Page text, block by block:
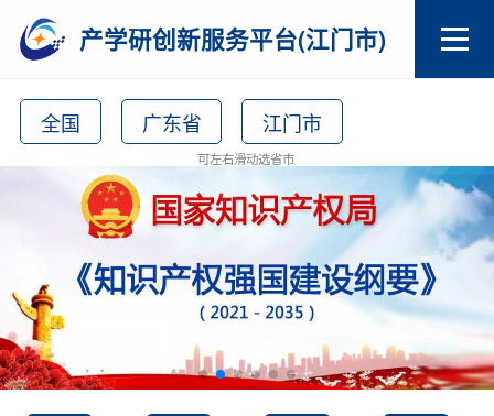
产学研创新服务平台(江门市)
全国 广东省 江门市
可左右滑动选省市